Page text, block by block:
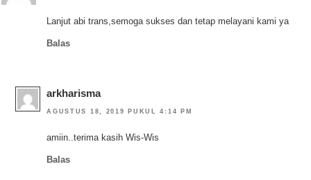
Lanjut abi trans,semoga sukses dan tetap melayani kami ya
Balas
arkharisma
AGUSTUS 18, 2019 PUKUL 4:14 PM
amiin..terima kasih Wis-Wis
Balas